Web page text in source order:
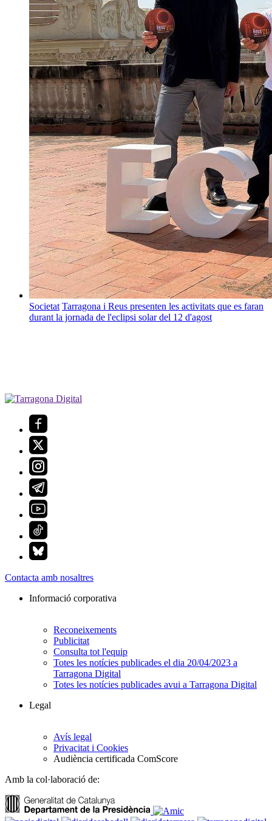
Societat Tarragona i Reus presenten les activitats que es faran
durant la jornada de l'eclipsi solar del 12 d'agost
Contacta amb nosaltres
Informació corporativa
Reconeixements
Publicitat
Consulta tot l'equip
Totes les notícies publicades el dia 20/04/2023 a
Tarragona Digital
Totes les notícies publicades avui a Tarragona Digital
Legal
Avís legal
Privacitat i Cookies
Audiència certificada ComScore
Amb la col·laboració de: